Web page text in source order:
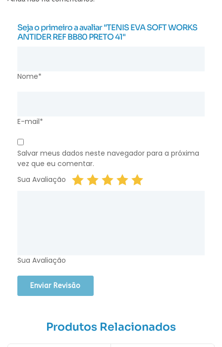
Seja o primeiro a avaliar "TENIS EVA SOFT WORKS
ANTIDER REF BB80 PRETO 41"
Nome*
E-mail*
Salvar meus dados neste navegador para a próxima
vez que eu comentar.
Sua Avaliação
Sua Avaliação
Produtos Relacionados